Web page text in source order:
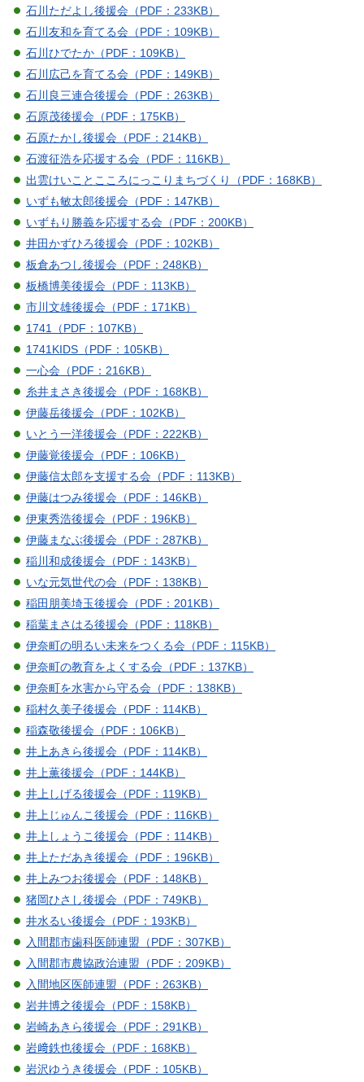
石川ただよし後援会（PDF：233KB）
石川友和を育てる会（PDF：109KB）
石川ひでたか（PDF：109KB）
石川広己を育てる会（PDF：149KB）
石川良三連合後援会（PDF：263KB）
石原茂後援会（PDF：175KB）
石原たかし後援会（PDF：214KB）
石渡征浩を応援する会（PDF：116KB）
出雲けいことこころにっこりまちづくり（PDF：168KB）
いずも敏太郎後援会（PDF：147KB）
いずもり勝義を応援する会（PDF：200KB）
井田かずひろ後援会（PDF：102KB）
板倉あつし後援会（PDF：248KB）
板橋博美後援会（PDF：113KB）
市川文雄後援会（PDF：171KB）
1741（PDF：107KB）
1741KIDS（PDF：105KB）
一心会（PDF：216KB）
糸井まさき後援会（PDF：168KB）
伊藤岳後援会（PDF：102KB）
いとう一洋後援会（PDF：222KB）
伊藤覚後援会（PDF：106KB）
伊藤信太郎を支援する会（PDF：113KB）
伊藤はつみ後援会（PDF：146KB）
伊東秀浩後援会（PDF：196KB）
伊藤まなぶ後援会（PDF：287KB）
稲川和成後援会（PDF：143KB）
いな元気世代の会（PDF：138KB）
稲田朋美埼玉後援会（PDF：201KB）
稲葉まさはる後援会（PDF：118KB）
伊奈町の明るい未来をつくる会（PDF：115KB）
伊奈町の教育をよくする会（PDF：137KB）
伊奈町を水害から守る会（PDF：138KB）
稲村久美子後援会（PDF：114KB）
稲森敬後援会（PDF：106KB）
井上あきら後援会（PDF：114KB）
井上薫後援会（PDF：144KB）
井上しげる後援会（PDF：119KB）
井上じゅんこ後援会（PDF：116KB）
井上しょうこ後援会（PDF：114KB）
井上ただあき後援会（PDF：196KB）
井上みつお後援会（PDF：148KB）
猪岡ひさし後援会（PDF：749KB）
井水るい後援会（PDF：193KB）
入間郡市歯科医師連盟（PDF：307KB）
入間郡市農協政治連盟（PDF：209KB）
入間地区医師連盟（PDF：263KB）
岩井博之後援会（PDF：158KB）
岩崎あきら後援会（PDF：291KB）
岩﨑鉄也後援会（PDF：168KB）
岩沢ゆうき後援会（PDF：105KB）